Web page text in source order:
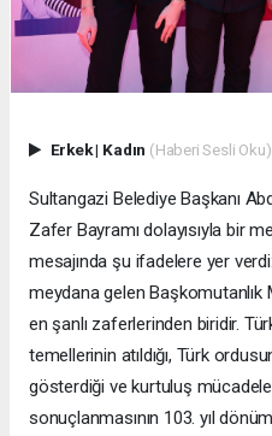
Erkek| Kadın (Haberi Sesli Oku)
Sultangazi Belediye Başkanı
Zafer Bayramı dolayısıyla bir
mesajında şu ifadelere yer
meydana gelen
en şanlı zaferlerinden biridir.
temellerinin atıldığı, Türk
gösterdiği ve kurtuluş
sonuçlanmasının 103. yıl